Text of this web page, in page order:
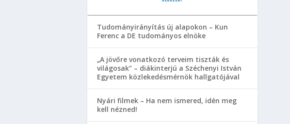
Tudományirányítás új alapokon – Kun
Ferenc a DE tudományos elnöke
„A jövőre vonatkozó terveim tiszták és
világosak” – diákinterjú a Széchenyi István
Egyetem közlekedésmérnök hallgatójával
Nyári filmek – Ha nem ismered, idén meg
kell nézned!